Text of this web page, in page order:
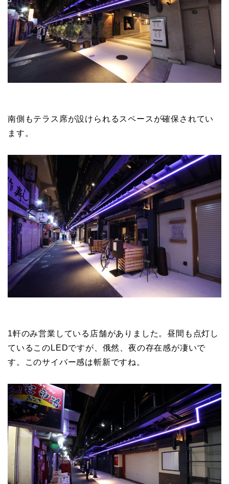
南側もテラス席が設けられるスペースが確保されてい
ます。
1軒のみ営業している店舗がありました。昼間も点灯し
ているこのLEDですが、俄然、夜の存在感が凄いで
す。このサイバー感は斬新ですね。